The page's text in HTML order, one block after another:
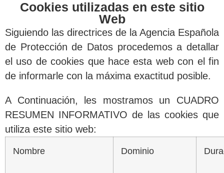
Cookies utilizadas en este sitio
Web
Siguiendo las directrices de la Agencia Española
de Protección de Datos procedemos a detallar
el uso de cookies que hace esta web con el fin
de informarle con la máxima exactitud posible.
A Continuación, les mostramos un CUADRO
RESUMEN INFORMATIVO de las cookies que
utiliza este sitio web:
Nombre Dominio